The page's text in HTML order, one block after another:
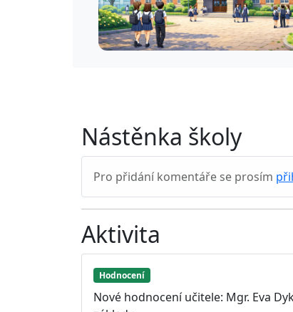
Nástěnka školy
Pro přidání komentáře se prosím
Aktivita
Hodnocení
Nové hodnocení učitele: Mgr. Eva